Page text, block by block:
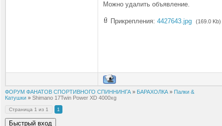
Можно удалить объявление.
Прикрепления: 4427643.jpg (169.0 Kb)
ФОРУМ ФАНАТОВ СПОРТИВНОГО СПИННИНГА » БАРАХОЛКА » Палки &
Катушки » Shimano 17Twin Power XD 4000xg
Страница 1 из 1 1